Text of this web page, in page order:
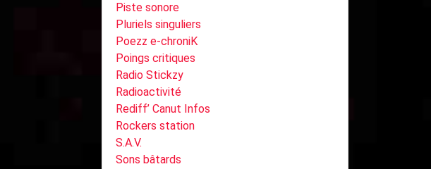
Piste sonore
Pluriels singuliers
Poezz e-chroniK
Poings critiques
Radio Stickzy
Radioactivité
Rediff’ Canut Infos
Rockers station
S.A.V.
Sons bâtards